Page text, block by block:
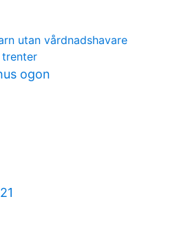
utan vårdnadshavare
trenter
ogon